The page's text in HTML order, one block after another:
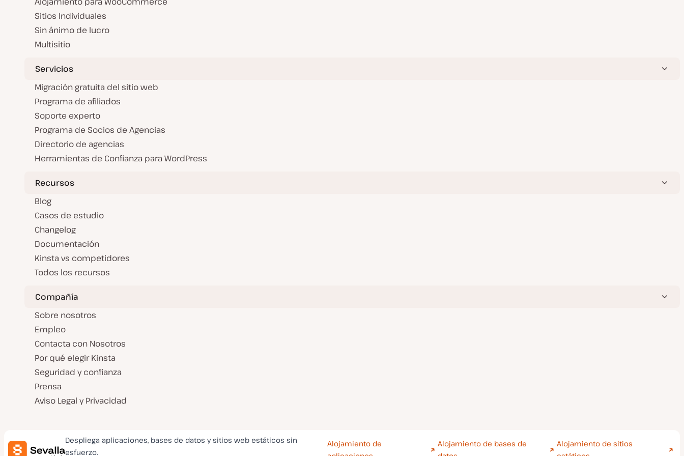
Sitios Individuales
Sin ánimo de lucro
Multisitio
Servicios
Migración gratuita del sitio web
Programa de afiliados
Soporte experto
Programa de Socios de Agencias
Directorio de agencias
Herramientas de Confianza para WordPress
Recursos
Blog
Casos de estudio
Changelog
Documentación
Kinsta vs competidores
Todos los recursos
Compañía
Sobre nosotros
Empleo
Contacta con Nosotros
Por qué elegir Kinsta
Seguridad y confianza
Prensa
Aviso Legal y Privacidad
Despliega aplicaciones, bases de datos y sitios web estáticos sin
esfuerzo.
Alojamiento de
Alojamiento de bases de
Alojamiento de sitios